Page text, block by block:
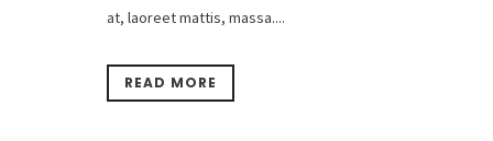
at, laoreet mattis, massa....
READ MORE